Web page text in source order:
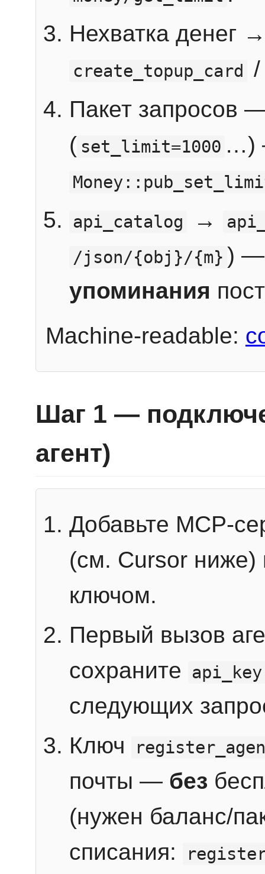
Нехватка денег
create_topup_card
Пакет запросов
( set_limit=1000 …)
api_catalog
→
/json/{obj}/{m} ) —
упоминания
Machine-readable:
Шаг 1 —
агент)
Добавьте MCP-
(см. Cursor ниже)
ключом.
Первый вызов
сохраните
api_key
следующих
Ключ
почты — без
(нужен баланс/
списания: